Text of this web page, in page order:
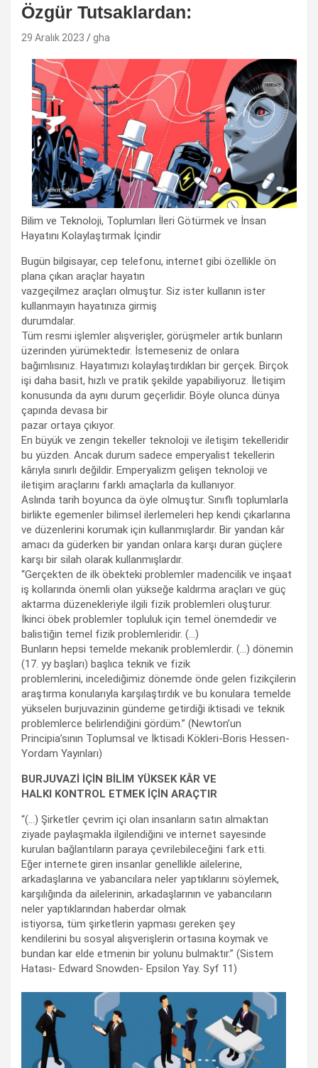
Özgür Tutsaklardan:
29 Aralık 2023 gha
Bilim ve Teknoloji, Toplumları İleri Götürmek ve İnsan
Hayatını Kolaylaştırmak İçindir
Bugün bilgisayar, cep telefonu, internet gibi özellikle ön
plana çıkan araçlar hayatın
vazgeçilmez araçları olmuştur. Siz ister kullanın ister
kullanmayın hayatınıza girmiş
durumdalar.
Tüm resmi işlemler alışverişler, görüşmeler artık bunların
üzerinden yürümektedir. İstemeseniz de onlara
bağımlısınız. Hayatımızı kolaylaştırdıkları bir gerçek. Birçok
işi daha basit, hızlı ve pratik şekilde yapabiliyoruz. İletişim
konusunda da aynı durum geçerlidir. Böyle olunca dünya
çapında devasa bir
pazar ortaya çıkıyor.
En büyük ve zengin tekeller teknoloji ve iletişim tekelleridir
bu yüzden. Ancak durum sadece emperyalist tekellerin
kârıyla sınırlı değildir. Emperyalizm gelişen teknoloji ve
iletişim araçlarını farklı amaçlarla da kullanıyor.
Aslında tarih boyunca da öyle olmuştur. Sınıflı toplumlarla
birlikte egemenler bilimsel ilerlemeleri hep kendi çıkarlarına
ve düzenlerini korumak için kullanmışlardır. Bir yandan kâr
amacı da güderken bir yandan onlara karşı duran güçlere
karşı bir silah olarak kullanmışlardır.
“Gerçekten de ilk öbekteki problemler madencilik ve inşaat
iş kollarında önemli olan yükseğe kaldırma araçları ve güç
aktarma düzenekleriyle ilgili fizik problemleri oluşturur.
İkinci öbek problemler topluluk için temel önemdedir ve
balistiğin temel fizik problemleridir. (…)
Bunların hepsi temelde mekanik problemlerdir. (…) dönemin
(17. yy başları) başlıca teknik ve fizik
problemlerini, incelediğimiz dönemde önde gelen fizikçilerin
araştırma konularıyla karşılaştırdık ve bu konulara temelde
yükselen burjuvazinin gündeme getirdiği iktisadi ve teknik
problemlerce belirlendiğini gördüm.” (Newton’un
Principia’sının Toplumsal ve İktisadi Kökleri-Boris Hessen-
Yordam Yayınları)
BURJUVAZİ İÇİN BİLİM YÜKSEK KÂR VE
HALKI KONTROL ETMEK İÇİN ARAÇTIR
“(…) Şirketler çevrim içi olan insanların satın almaktan
ziyade paylaşmakla ilgilendiğini ve internet sayesinde
kurulan bağlantıların paraya çevrilebileceğini fark etti.
Eğer internete giren insanlar genellikle ailelerine,
arkadaşlarına ve yabancılara neler yaptıklarını söylemek,
karşılığında da ailelerinin, arkadaşlarının ve yabancıların
neler yaptıklarından haberdar olmak
istiyorsa, tüm şirketlerin yapması gereken şey
kendilerini bu sosyal alışverişlerin ortasına koymak ve
bundan kar elde etmenin bir yolunu bulmaktır.” (Sistem
Hatası- Edward Snowden- Epsilon Yay. Syf 11)